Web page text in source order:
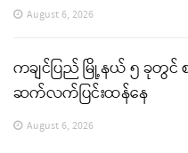
August 6, 2026
ကချင်ပြည် မြို့နယ် ၅ ခုတွင် စ
ဆက်လက်ပြင်းထန်နေ
August 6, 2026